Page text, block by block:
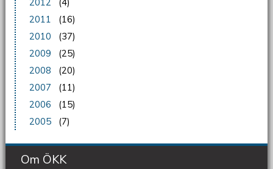
2011
(16)
2010
(37)
2009
(25)
2008
(20)
2007
(11)
2006
(15)
2005
(7)
Om ÖKK